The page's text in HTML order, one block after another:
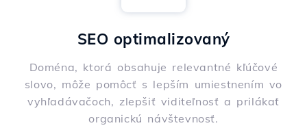
SEO optimalizovaný
Doména, ktorá obsahuje relevantné kľúčové
slovo, môže pomôcť s lepším umiestnením vo
vyhľadávačoch, zlepšiť viditeľnosť a prilákať
organickú návštevnosť.